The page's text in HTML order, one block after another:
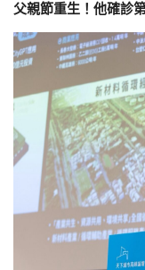
父親節重生！他確診